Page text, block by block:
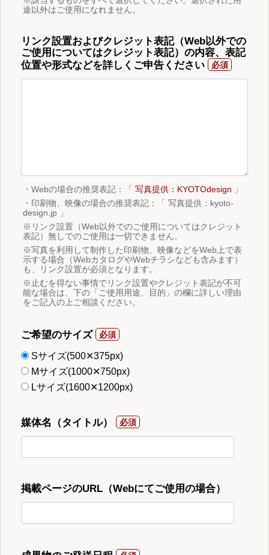
途以外はご使用になれません。
リンク設置およびクレジット表記（Web以外での
ご使用についてはクレジット表記）の内容、表記
位置や形式などを詳しくご申告ください
・Webの場合の推奨表記：「 写真提供：KYOTOdesign 」
・印刷物、映像の場合の推奨表記：「 写真提供：kyoto-
design.jp 」
※リンク設置（Web以外でのご使用についてはクレジット
表記）無しでのご使用は一切できません。
※写真を利用して制作した印刷物、映像などをWeb上で表
示する場合（WebカタログやWebチラシなども含みます）
も、リンク設置が必須となります。
※止むを得ない事情でリンク設置やクレジット表記が不可
能な場合は、下の「ご使用用途、目的」の欄に詳しい理由
をご記入の上ご相談ください。
ご希望のサイズ
Sサイズ(500✕375px)
Mサイズ(1000✕750px)
Lサイズ(1600✕1200px)
媒体名（タイトル）
掲載ページのURL（Webにてご使用の場合）